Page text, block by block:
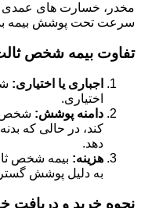
مخدر، خسارت های عمدی و
سرعت تحت پوشش بیمه
تفاوت بیمه شخص
اجباری یا اختیاری:
اختیاری.
دامنه پوشش: شخص
کند، در حالی که
دهد.
هزینه: بیمه شخص
به دلیل پوشش
نحوه خرید و دریافت